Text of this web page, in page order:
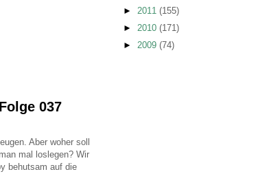
037
Aber woher soll
mal loslegen? Wir
behutsam auf die
► 2011 (155)
► 2010 (171)
► 2009 (74)